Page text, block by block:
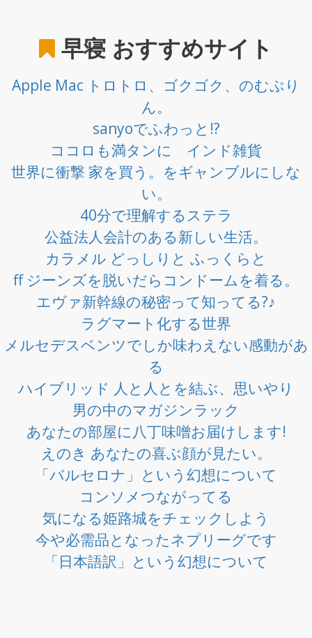
早寝 おすすめサイト
Apple Mac トロトロ、ゴクゴク、のむぷり
ん。
sanyoでふわっと!?
ココロも満タンに インド雑貨
世界に衝撃 家を買う。をギャンブルにしな
い。
40分で理解するステラ
公益法人会計のある新しい生活。
カラメル どっしりと ふっくらと
ff ジーンズを脱いだらコンドームを着る。
エヴァ新幹線の秘密って知ってる?♪
ラグマート化する世界
メルセデスベンツでしか味わえない感動があ
る
ハイブリッド 人と人とを結ぶ、思いやり
男の中のマガジンラック
あなたの部屋に八丁味噌お届けします!
えのき あなたの喜ぶ顔が見たい。
「バルセロナ」という幻想について
コンソメつながってる
気になる姫路城をチェックしよう
今や必需品となったネプリーグです
「日本語訳」という幻想について